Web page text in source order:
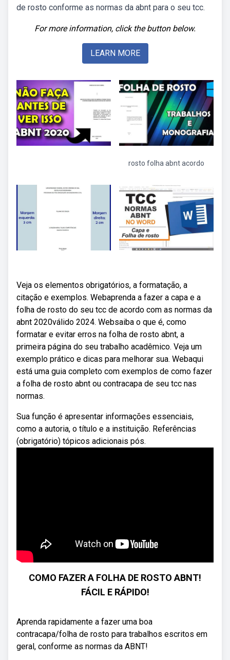
de rosto conforme as normas da abnt para o seu tcc.
For more information, click the button below.
LEARN MORE
rosto folha abnt acordo
Veja os elementos obrigatórios, a formatação, a
citação e exemplos. Webaprenda a fazer a capa e a
folha de rosto do seu tcc de acordo com as normas da
abnt 2020válido 2024. Websaiba o que é, como
formatar e evitar erros na folha de rosto abnt, a
primeira página do seu trabalho acadêmico. Veja um
exemplo prático e dicas para melhorar sua. Webaqui
está uma guia completo com exemplos de como fazer
a folha de rosto abnt ou contracapa de seu tcc nas
normas.
Sua função é apresentar informações essenciais,
como a autoria, o título e a instituição. Referências
(obrigatório) tópicos adicionais pós.
COMO FAZER A FOLHA DE ROSTO ABNT!
FÁCIL E RÁPIDO!
Aprenda rapidamente a fazer uma boa
contracapa/folha de rosto para trabalhos escritos em
geral, conforme as normas da ABNT!